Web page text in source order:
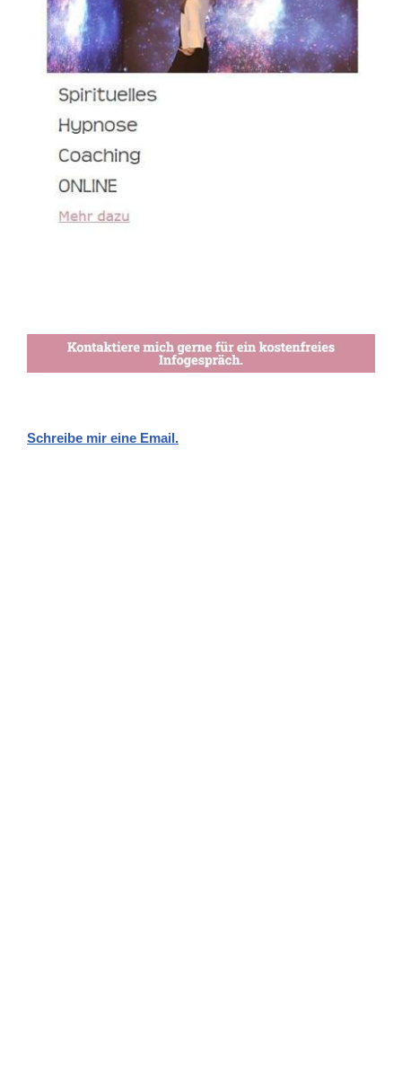
Schreibe mir eine Email.